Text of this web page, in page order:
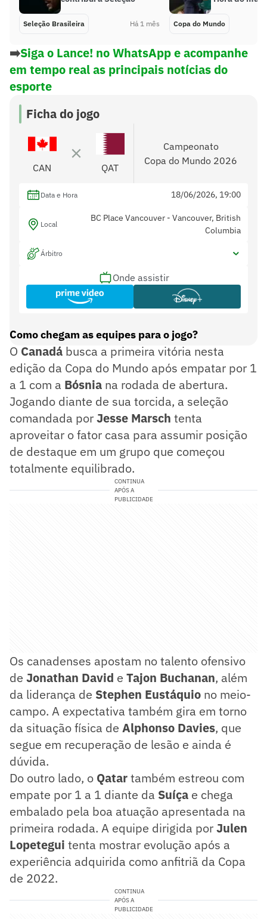
Seleção Brasileira Há 1 mês Copa do Mundo
➡️Siga o Lance! no WhatsApp e acompanhe
em tempo real as principais notícias do
esporte
Ficha do jogo
CAN QAT
Campeonato
Copa do Mundo 2026
Data e Hora 18/06/2026, 19:00
Local
BC Place Vancouver - Vancouver, British
Columbia
Árbitro
Onde assistir
Como chegam as equipes para o jogo?
O Canadá busca a primeira vitória nesta
edição da Copa do Mundo após empatar por 1
a 1 com a Bósnia na rodada de abertura.
Jogando diante de sua torcida, a seleção
comandada porJesse Marsch tenta
aproveitar o fator casa para assumir posição
de destaque em um grupo que começou
totalmente equilibrado.
CONTINUA
APÓS A
PUBLICIDADE
Os canadenses apostam no talento ofensivo
de Jonathan David e Tajon Buchanan, além
da liderança de Stephen Eustáquio no meio-
campo. A expectativa também gira em torno
da situação física de Alphonso Davies, que
segue em recuperação de lesão e ainda é
dúvida.
Do outro lado, o Qatartambém estreou com
empate por 1 a 1 diante da Suíça e chega
embalado pela boa atuação apresentada na
primeira rodada. A equipe dirigida porJulen
Lopetegui tenta mostrar evolução após a
experiência adquirida como anfitriã da Copa
de 2022.
CONTINUA
APÓS A
PUBLICIDADE